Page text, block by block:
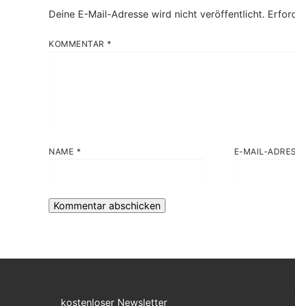
Deine E-Mail-Adresse wird nicht veröffentlicht.
KOMMENTAR *
NAME * E-MAIL-
kostenloser Newsletter